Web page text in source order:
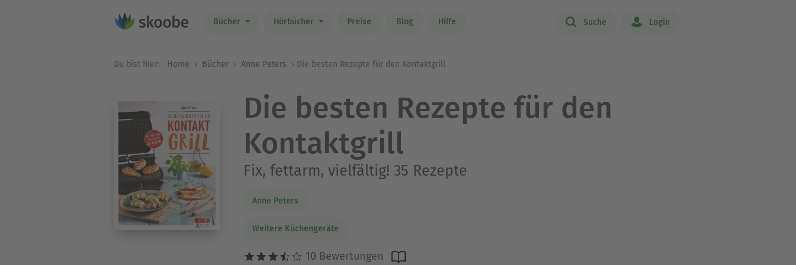
Bücher Hörbücher Preise Blog Hilfe Suche Login
Du bist hier: Home Bücher Anne Peters Die besten Rezepte für den Kontaktgrill
Die besten Rezepte für den
Kontaktgrill
Fix, fettarm, vielfältig! 35 Rezepte
Anne Peters
Weitere Küchengeräte
10 Bewertungen